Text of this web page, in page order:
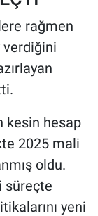
rağmen
verdiğini
kesin hesap
2025 mali
oldu.
süreçte
yeni